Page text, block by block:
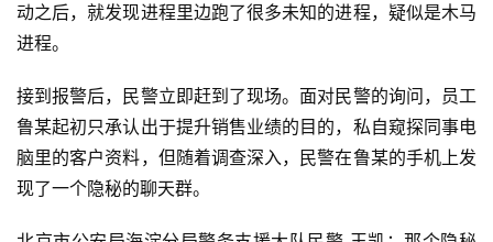
动之后，就发现进程里边跑了很多未知的进程，疑似是木马
进程。
接到报警后，民警立即赶到了现场。面对民警的询问，员工
鲁某起初只承认出于提升销售业绩的目的，私自窥探同事电
脑里的客户资料，但随着调查深入，民警在鲁某的手机上发
现了一个隐秘的聊天群。